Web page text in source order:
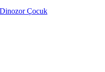
Çocuk